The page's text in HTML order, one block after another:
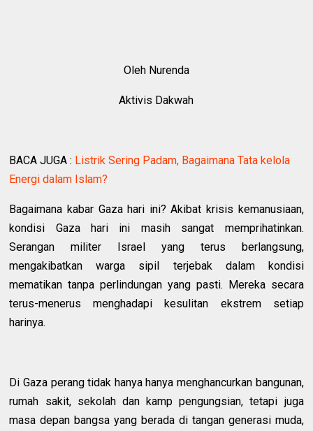
Oleh Nurenda
Aktivis Dakwah
BACA JUGA : Listrik Sering Padam, Bagaimana Tata kelola
Energi dalam Islam?
Bagaimana kabar Gaza hari ini? Akibat krisis kemanusiaan,
kondisi Gaza hari ini masih sangat memprihatinkan.
Serangan militer Israel yang terus berlangsung,
mengakibatkan warga sipil terjebak dalam kondisi
mematikan tanpa perlindungan yang pasti. Mereka secara
terus-menerus menghadapi kesulitan ekstrem setiap
harinya.
Di Gaza perang tidak hanya hanya menghancurkan bangunan,
rumah sakit, sekolah dan kamp pengungsian, tetapi juga
masa depan bangsa yang berada di tangan generasi muda,